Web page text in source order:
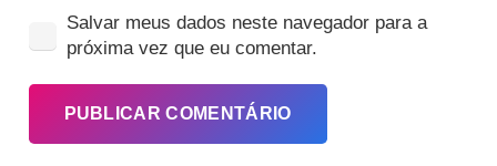
Salvar meus dados neste navegador para a
próxima vez que eu comentar.
PUBLICAR COMENTÁRIO